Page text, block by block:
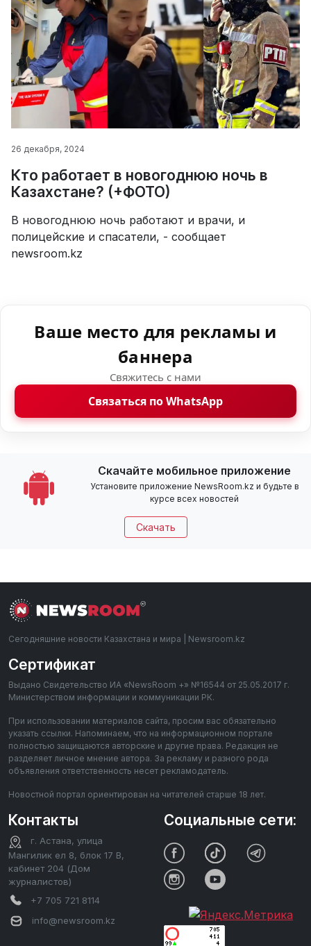
26 декабря, 2024
Кто работает в новогоднюю ночь в
Казахстане? (+ФОТО)
В новогоднюю ночь работают и врачи, и
полицейские и спасатели, - сообщает
newsroom.kz
Ваше место для рекламы и
баннера
Свяжитесь с нами
Связаться по WhatsApp
Скачайте мобильное приложение
Установите приложение NewsRoom.kz и будьте в
курсе всех новостей
Скачать
Сегодняшние новости Казахстана и мира | Newsroom.kz
Сертификат
Выдано Свидетельство ИА «NewsRoom +» №16544 от 25.05.2017 г.
Министерством информации и коммуникации РК.
При использовании материалов сайта, просим вас обязательно
указать ссылки. Напоминаем, что на информационном портале
полностью защищаются авторские и другие права. Редакция не
разделяет личное мнение автора. За рекламу и разного рода
объявления ответственность несет рекламодатель.
Новостной портал ориентирован на читателей старше 18 лет.
Контакты
г. Астана, улица
Мангилик ел 8, блок 17 В,
кабинет 204 (Дом
журналистов)
+7 705 721 8114
info@newsroom.kz
Социальные сети: